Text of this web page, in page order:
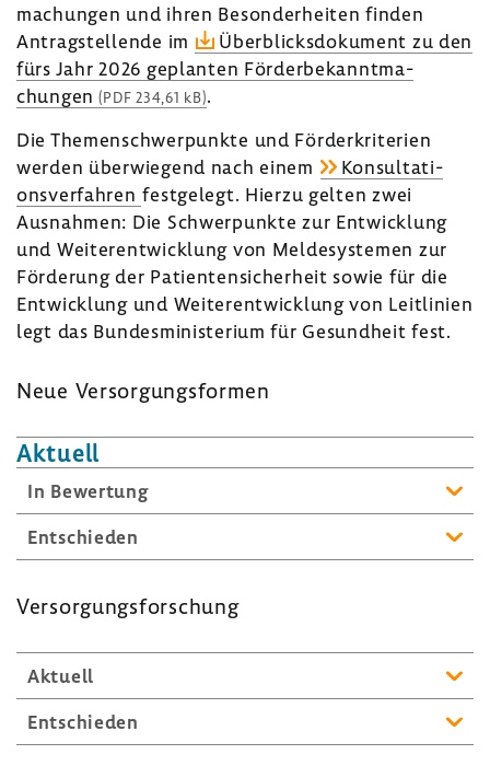
ma­chungen und ihren Beson­der­heiten finden
Antrag­stel­lende im
Über­blicks­do­ku­ment zu den
fürs Jahr 2026 geplanten Förder­be­kannt­ma­
chungen (PDF 234,61 kB).
Die Themen­schwer­punkte und Förder­kri­te­rien
werden über­wie­gend nach einem
Konsul­ta­ti­
ons­ver­fahren fest­ge­legt. Hierzu gelten zwei
Ausnahmen: Die Schwer­punkte zur Entwick­lung
und Weiter­ent­wick­lung von Melde­sys­temen zur
Förde­rung der Pati­en­ten­si­cher­heit sowie für die
Entwick­lung und Weiter­ent­wick­lung von Leit­li­nien
legt das Bundes­mi­nis­te­rium für Gesund­heit fest.
Neue Versor­gungs­formen
Aktuell
In Bewer­tung
Entschieden
Versor­gungs­for­schung
Aktuell
Entschieden